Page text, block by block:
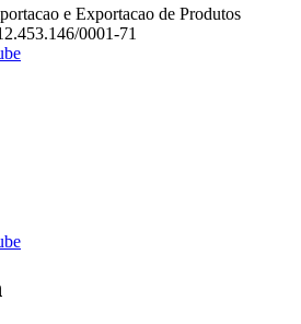
e Exportacao de Produtos
0001-71